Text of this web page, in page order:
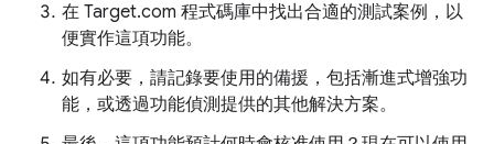
在 Target.com 程式碼庫中找出合適的測試案例，以
便實作這項功能。
如有必要，請記錄要使用的備援，包括漸進式增強功
能，或透過功能偵測提供的其他解決方案。